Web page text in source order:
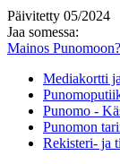
Päivitetty 05/2024
Jaa somessa:
Mainos
Mediakortti
Punomo -
Punomon
Rekisteri- ja